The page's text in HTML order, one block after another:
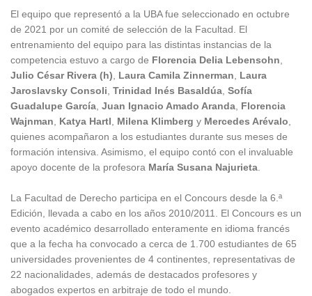
El equipo que representó a la UBA fue seleccionado en octubre
de 2021 por un comité de selección de la Facultad. El
entrenamiento del equipo para las distintas instancias de la
competencia estuvo a cargo de Florencia Delia Lebensohn
Julio César Rivera (h)
Laura Camila Zinnerman
Laura
Jaroslavsky Consoli Trinidad Inés Basaldúa Sofía
Guadalupe García Juan Ignacio Amado Aranda Florencia
Wajnman
Katya Hartl Milena Klimberg y Mercedes Arévalo
quienes acompañaron a los estudiantes durante sus meses de
formación intensiva. Asimismo, el equipo contó con el invaluable
apoyo docente de la profesora María Susana Najurieta
La Facultad de Derecho participa en el Concours desde la 6.ª
Edición, llevada a cabo en los años 2010/2011. El Concours es un
evento académico desarrollado enteramente en idioma francés
que a la fecha ha convocado a cerca de 1.700 estudiantes de 65
universidades provenientes de 4 continentes, representativas de
22 nacionalidades, además de destacados profesores y
abogados expertos en arbitraje de todo el mundo.